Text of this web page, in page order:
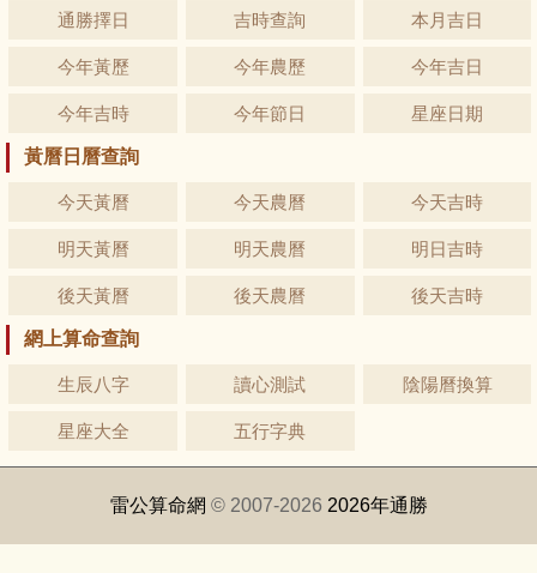
通勝擇日 吉時查詢 本月吉日
今年黃歷 今年農歷 今年吉日
今年吉時 今年節日 星座日期
黃曆日曆查詢
今天黃曆 今天農曆 今天吉時
明天黃曆 明天農曆 明日吉時
後天黃曆 後天農曆 後天吉時
網上算命查詢
生辰八字 讀心測試 陰陽曆換算
星座大全 五行字典
雷公算命網 © 2007-2026 2026年通勝